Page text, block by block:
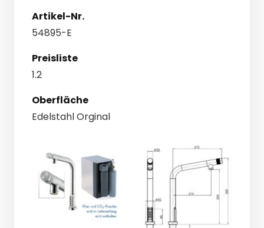
Artikel-Nr.
54895-E
Preisliste
1.2
Oberfläche
Edelstahl Orginal